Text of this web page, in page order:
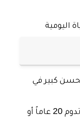
اليومية
كبير في
90% من المفاصل الصناعية تدوم 20 عاماً أو